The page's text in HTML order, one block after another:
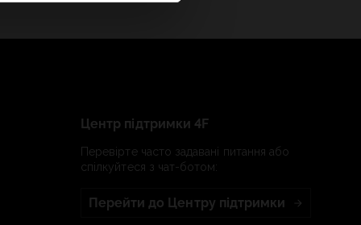
Центр підтримки 4F
Перевірте часто задавані питання або
спілкуйтеся з чат-ботом:
Перейти до Центру підтримки